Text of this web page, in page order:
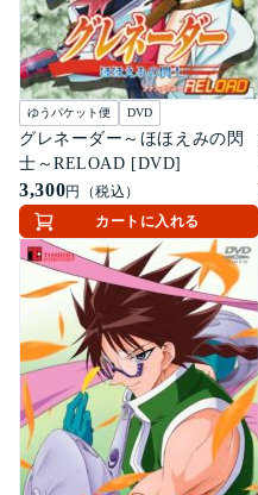
ゆうパケット便 DVD
グレネーダー～ほほえみの閃
士～RELOAD [DVD]
3,300円（税込）
カートに入れる